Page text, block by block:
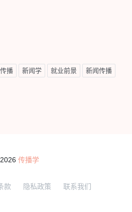
播 新闻学 就业前景 新闻传播
2026 传播学
款 隐私政策 联系我们